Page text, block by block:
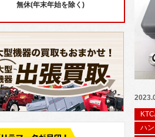
ハ
無休(年末年始を除く)